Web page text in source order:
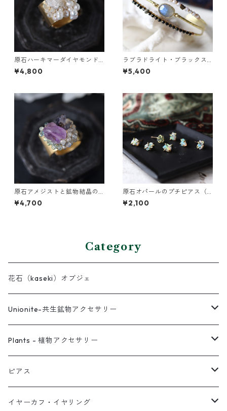
原石ハーキマーダイヤモンド
と鉱物結晶の真鍮幅広イヤー
カフ
¥4,800
ラブラドライト・ブラックス
ピネル・パールの3連バングル
¥5,400
原石アメジストと鉱物結晶の
真鍮幅広イヤーカフ
¥4,700
原石オパールのプチピアス（1
粒/片方）
¥2,100
Category
花石（kaseki）オブジェ
Unionite-共生鉱物アクセサリー
ピアス
ネックレス
イヤーカフ
Plants - 植物アクセサリー
ピアス
ネックレス
ピアス
スタッド・一粒
イヤーカフ・イヤリング